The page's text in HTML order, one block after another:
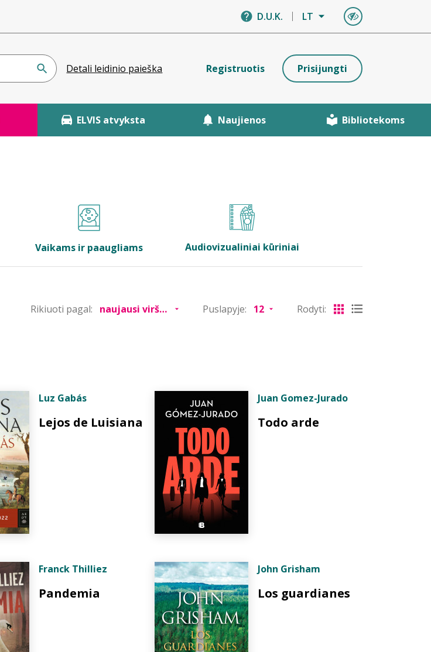
D.U.K. LT
Detali leidinio paieška Registruotis Prisijungti
ELVIS atvyksta Naujienos Bibliotekoms
Vaikams ir paaugliams Audiovizualiniai kūriniai
Rikiuoti pagal: Puslapyje: Rodyti:
Luz Gabás
Lejos de Luisiana
Juan Gomez-Jurado
Todo arde
Franck Thilliez
Pandemia
John Grisham
Los guardianes